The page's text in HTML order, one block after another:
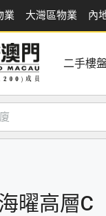
業 大灣區物業 內
二手樓
曜高層C